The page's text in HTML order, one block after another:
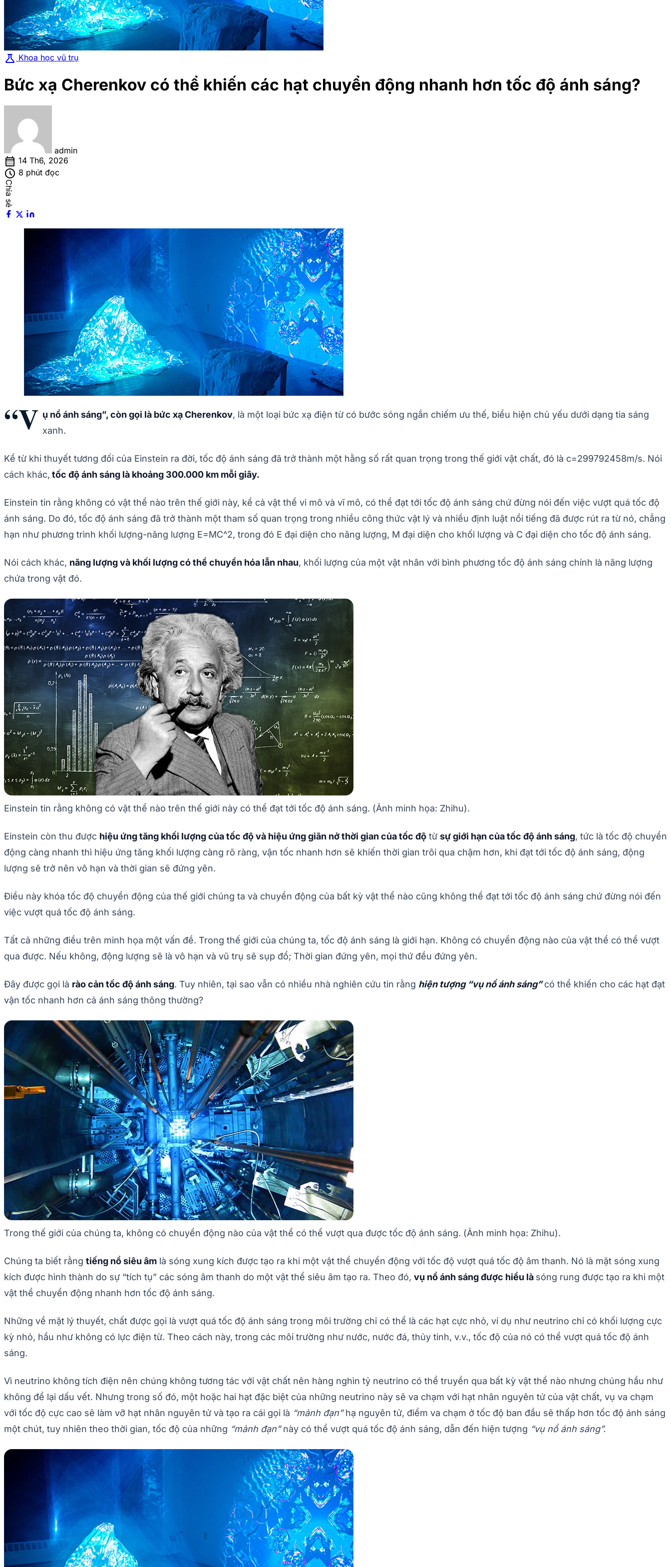
science Khoa học vũ trụ
Bức xạ Cherenkov có thể khiến các hạt chuyển động nhanh hơn tốc độ ánh sáng?
admin
calendar_month 14 Th6, 2026
schedule 8 phút đọc
Chia sẻ
“V ụ nổ ánh sáng”, còn gọi là bức xạ Cherenkov, là một loại bức xạ điện từ có bước sóng ngắn chiếm ưu thế, biểu hiện chủ yếu dưới dạng tia sáng
xanh.
Kể từ khi thuyết tương đối của Einstein ra đời, tốc độ ánh sáng đã trở thành một hằng số rất quan trọng trong thế giới vật chất, đó là c=299792458m/s. Nói
cách khác, tốc độ ánh sáng là khoảng 300.000 km mỗi giây.
Einstein tin rằng không có vật thể nào trên thế giới này, kể cả vật thể vi mô và vĩ mô, có thể đạt tới tốc độ ánh sáng chứ đừng nói đến việc vượt quá tốc độ
ánh sáng. Do đó, tốc độ ánh sáng đã trở thành một tham số quan trọng trong nhiều công thức vật lý và nhiều định luật nổi tiếng đã được rút ra từ nó, chẳng
hạn như phương trình khối lượng-năng lượng E=MC^2, trong đó E đại diện cho năng lượng, M đại diện cho khối lượng và C đại diện cho tốc độ ánh sáng.
Nói cách khác, năng lượng và khối lượng có thể chuyển hóa lẫn nhau, khối lượng của một vật nhân với bình phương tốc độ ánh sáng chính là năng lượng
chứa trong vật đó.
Einstein tin rằng không có vật thể nào trên thế giới này có thể đạt tới tốc độ ánh sáng. (Ảnh minh họa: Zhihu).
Einstein còn thu được hiệu ứng tăng khối lượng của tốc độ và hiệu ứng giãn nở thời gian của tốc độ từ sự giới hạn của tốc độ ánh sáng, tức là tốc độ chuyển
động càng nhanh thì hiệu ứng tăng khối lượng càng rõ ràng, vận tốc nhanh hơn sẽ khiến thời gian trôi qua chậm hơn, khi đạt tới tốc độ ánh sáng, động
lượng sẽ trở nên vô hạn và thời gian sẽ đứng yên.
Điều này khóa tốc độ chuyển động của thế giới chúng ta và chuyển động của bất kỳ vật thể nào cũng không thể đạt tới tốc độ ánh sáng chứ đừng nói đến
việc vượt quá tốc độ ánh sáng.
Tất cả những điều trên minh họa một vấn đề. Trong thế giới của chúng ta, tốc độ ánh sáng là giới hạn. Không có chuyển động nào của vật thể có thể vượt
qua được. Nếu không, động lượng sẽ là vô hạn và vũ trụ sẽ sụp đổ; Thời gian đứng yên, mọi thứ đều đứng yên.
Đây được gọi là rào cản tốc độ ánh sáng. Tuy nhiên, tại sao vẫn có nhiều nhà nghiên cứu tin rằng hiện tượng “vụ nổ ánh sáng”có thể khiến cho các hạt đạt
vận tốc nhanh hơn cả ánh sáng thông thường?
Trong thế giới của chúng ta, không có chuyển động nào của vật thể có thể vượt qua được tốc độ ánh sáng. (Ảnh minh họa: Zhihu).
Chúng ta biết rằng tiếng nổ siêu âm là sóng xung kích được tạo ra khi một vật thể chuyển động với tốc độ vượt quá tốc độ âm thanh. Nó là mặt sóng xung
kích được hình thành do sự “tích tụ” các sóng âm thanh do một vật thể siêu âm tạo ra. Theo đó, vụ nổ ánh sáng được hiểu là sóng rung được tạo ra khi một
vật thể chuyển động nhanh hơn tốc độ ánh sáng.
Những về mặt lý thuyết, chất được gọi là vượt quá tốc độ ánh sáng trong môi trường chỉ có thể là các hạt cực nhỏ, ví dụ như neutrino chỉ có khối lượng cực
kỳ nhỏ, hầu như không có lực điện từ. Theo cách này, trong các môi trường như nước, nước đá, thủy tinh, v.v., tốc độ của nó có thể vượt quá tốc độ ánh
sáng.
Vì neutrino không tích điện nên chúng không tương tác với vật chất nên hàng nghìn tỷ neutrino có thể truyền qua bất kỳ vật thể nào nhưng chúng hầu như
không để lại dấu vết. Nhưng trong số đó, một hoặc hai hạt đặc biệt của những neutrino này sẽ va chạm với hạt nhân nguyên tử của vật chất, vụ va chạm
với tốc độ cực cao sẽ làm vỡ hạt nhân nguyên tử và tạo ra cái gọi là “mảnh đạn”hạ nguyên tử, điểm va chạm ở tốc độ ban đầu sẽ thấp hơn tốc độ ánh sáng
một chút, tuy nhiên theo thời gian, tốc độ của những “mảnh đạn”này có thể vượt quá tốc độ ánh sáng, dẫn đến hiện tượng “vụ nổ ánh sáng”.